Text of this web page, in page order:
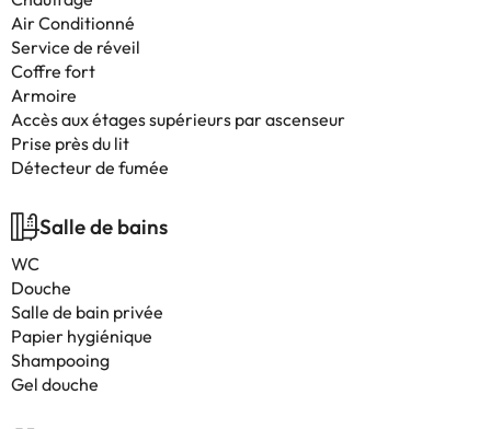
Air Conditionné
Service de réveil
Coffre fort
Armoire
Accès aux étages supérieurs par ascenseur
Prise près du lit
Détecteur de fumée
Salle de bains
WC
Douche
Salle de bain privée
Papier hygiénique
Shampooing
Gel douche